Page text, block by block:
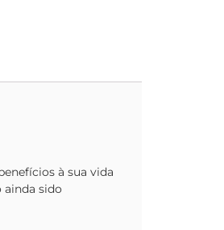
à sua vida
ainda sido